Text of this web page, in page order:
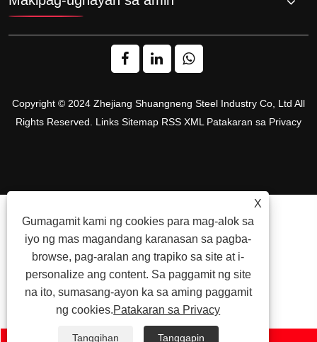
Copyright © 2024 Zhejiang Shuangneng Steel Industry Co, Ltd All
Rights Reserved. Links Sitemap RSS XML Patakaran sa Privacy
X
Gumagamit kami ng cookies para mag-alok sa
iyo ng mas magandang karanasan sa pagba-
browse, pag-aralan ang trapiko sa site at i-
personalize ang content. Sa paggamit ng site
na ito, sumasang-ayon ka sa aming paggamit
ng cookies.Patakaran sa Privacy
Tanggihan Tanggapin